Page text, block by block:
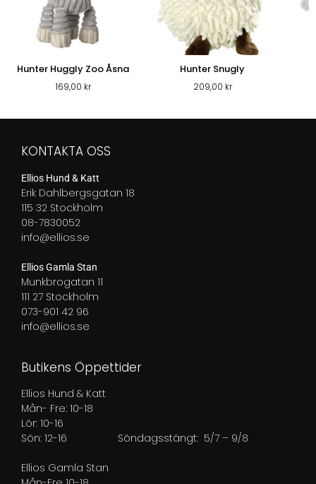
Hunter Huggly Zoo Åsna
169,00 kr
Hunter Snugly
209,00 kr
KONTAKTA OSS
Ellios Hund & Katt
Erik Dahlbergsgatan 18
115 32 Stockholm
08-7830052
info@ellios.se
Ellios Gamla Stan
Munkbrogatan 11
111 27 Stockholm
073-901 42 96
info@ellios.se
Butikens Öppettider
Ellios Hund & Katt
Mån- Fre: 10-18
Lör: 10-16
Sön: 12-16 Söndagsstängt: 5/7 – 9/8
Ellios Gamla Stan